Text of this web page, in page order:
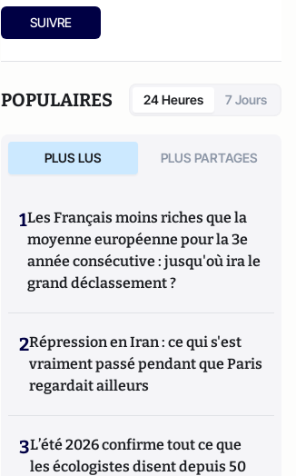
SUIVRE
POPULAIRES 24 Heures 7 Jours
PLUS LUS PLUS PARTAGES
1Les Français moins riches que la
moyenne européenne pour la 3e
année consécutive : jusqu'où ira le
grand déclassement ?
2Répression en Iran : ce qui s'est
vraiment passé pendant que Paris
regardait ailleurs
3L’été 2026 confirme tout ce que
les écologistes disent depuis 50